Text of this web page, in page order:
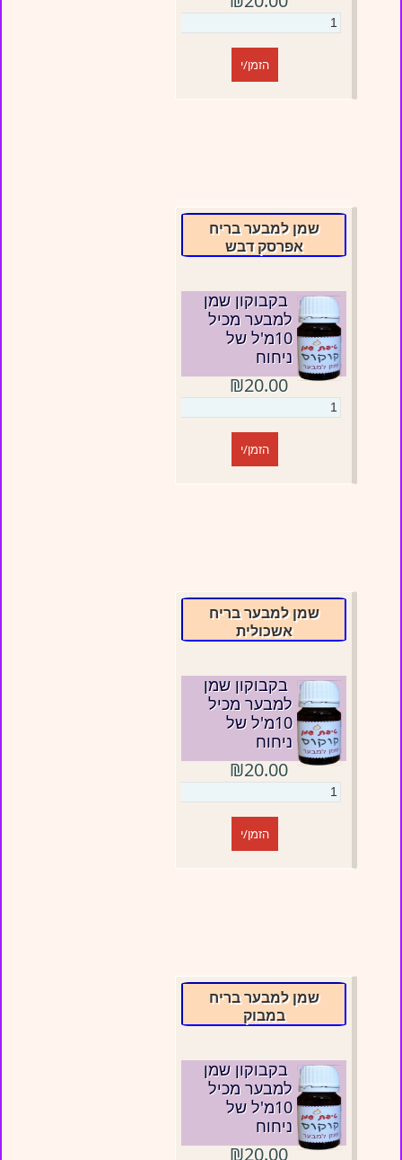
הזמן/י
שמן למבער בריח
אפרסק דבש
בקבוקון שמן
למבער מכיל
10מ'ל של
ניחוח
₪20.00
הזמן/י
שמן למבער בריח
אשכולית
בקבוקון שמן
למבער מכיל
10מ'ל של
ניחוח
₪20.00
הזמן/י
שמן למבער בריח
במבוק
בקבוקון שמן
למבער מכיל
10מ'ל של
ניחוח
₪20.00